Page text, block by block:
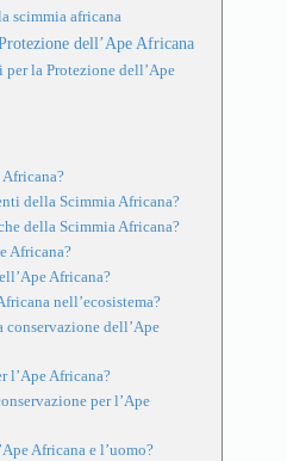
scimmia africana
dell’Ape Africana
la Protezione dell’Ape
Africana?
della Scimmia Africana?
della Scimmia Africana?
Africana?
Africana?
nell’ecosistema?
conservazione dell’Ape
l’Ape Africana?
per l’Ape
Africana e l’uomo?